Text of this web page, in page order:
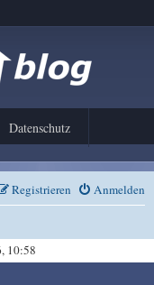
Datenschutz
Anmelden
Registrieren
10:58